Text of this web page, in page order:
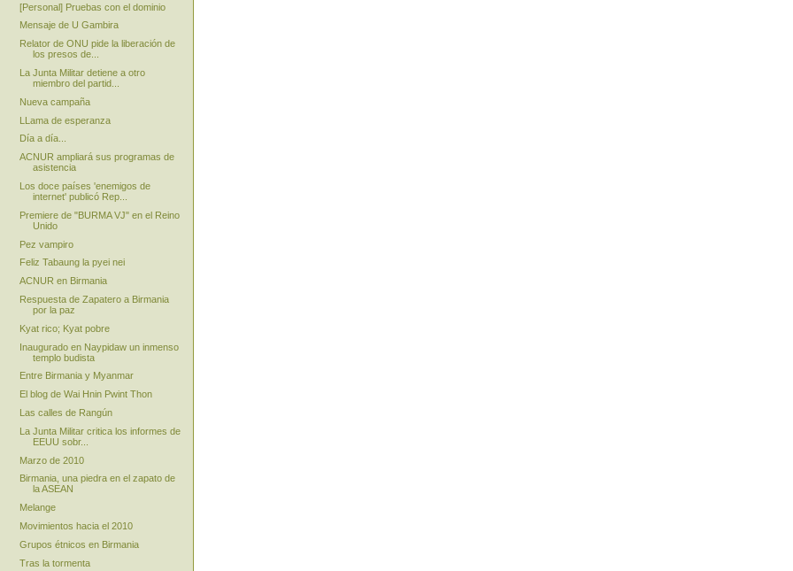
[Personal] Pruebas con el dominio
Mensaje de U Gambira
Relator de ONU pide la liberación de
los presos de...
La Junta Militar detiene a otro
miembro del partid...
Nueva campaña
LLama de esperanza
Día a día...
ACNUR ampliará sus programas de
asistencia
Los doce países 'enemigos de
internet' publicó Rep...
Premiere de "BURMA VJ" en el Reino
Unido
Pez vampiro
Feliz Tabaung la pyei nei
ACNUR en Birmania
Respuesta de Zapatero a Birmania
por la paz
Kyat rico; Kyat pobre
Inaugurado en Naypidaw un inmenso
templo budista
Entre Birmania y Myanmar
El blog de Wai Hnin Pwint Thon
Las calles de Rangún
La Junta Militar critica los informes de
EEUU sobr...
Marzo de 2010
Birmania, una piedra en el zapato de
la ASEAN
Melange
Movimientos hacia el 2010
Grupos étnicos en Birmania
Tras la tormenta